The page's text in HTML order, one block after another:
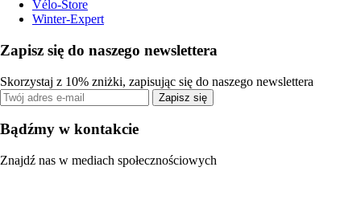
Vélo-Store
Winter-Expert
Zapisz się do naszego newslettera
Skorzystaj z 10% zniżki, zapisując się do naszego newslettera
Zapisz się
Bądźmy w kontakcie
Znajdź nas w mediach społecznościowych